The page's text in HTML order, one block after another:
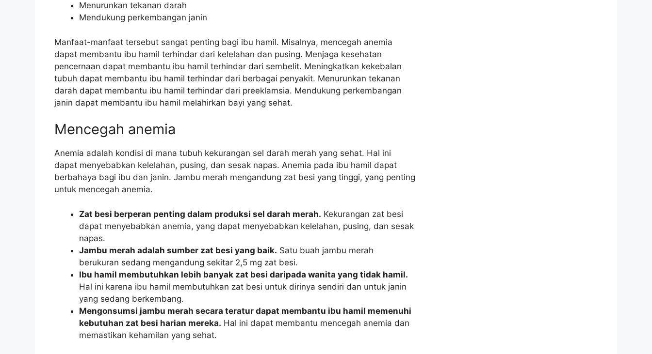
Menurunkan tekanan darah
Mendukung perkembangan janin
Manfaat-manfaat tersebut sangat penting bagi ibu hamil. Misalnya, mencegah anemia
dapat membantu ibu hamil terhindar dari kelelahan dan pusing. Menjaga kesehatan
pencernaan dapat membantu ibu hamil terhindar dari sembelit. Meningkatkan kekebalan
tubuh dapat membantu ibu hamil terhindar dari berbagai penyakit. Menurunkan tekanan
darah dapat membantu ibu hamil terhindar dari preeklamsia. Mendukung perkembangan
janin dapat membantu ibu hamil melahirkan bayi yang sehat.
Mencegah anemia
Anemia adalah kondisi di mana tubuh kekurangan sel darah merah yang sehat. Hal ini
dapat menyebabkan kelelahan, pusing, dan sesak napas. Anemia pada ibu hamil dapat
berbahaya bagi ibu dan janin. Jambu merah mengandung zat besi yang tinggi, yang penting
untuk mencegah anemia.
Zat besi berperan penting dalam produksi sel darah merah. Kekurangan zat besi
dapat menyebabkan anemia, yang dapat menyebabkan kelelahan, pusing, dan sesak
napas.
Jambu merah adalah sumber zat besi yang baik. Satu buah jambu merah
berukuran sedang mengandung sekitar 2,5 mg zat besi.
Ibu hamil membutuhkan lebih banyak zat besi daripada wanita yang tidak hamil.
Hal ini karena ibu hamil membutuhkan zat besi untuk dirinya sendiri dan untuk janin
yang sedang berkembang.
Mengonsumsi jambu merah secara teratur dapat membantu ibu hamil memenuhi
kebutuhan zat besi harian mereka. Hal ini dapat membantu mencegah anemia dan
memastikan kehamilan yang sehat.